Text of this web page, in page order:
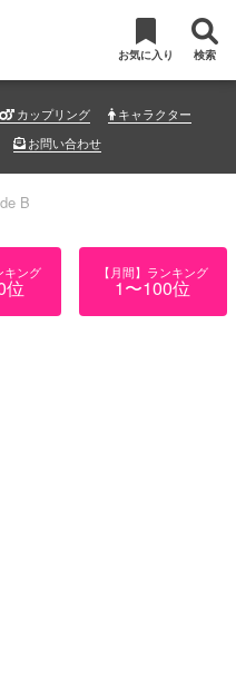
お気に入り 検索
カップリング
キャラクター
お問い合わせ
B
キング
位
【月間】ランキング
1〜100位